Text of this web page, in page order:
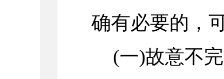
确有必要的，
(一)故意不